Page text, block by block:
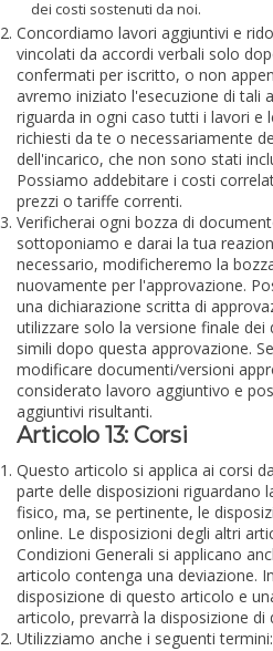
dei costi sostenuti da noi.
Concordiamo lavori aggiuntivi e
vincolati da accordi verbali solo
confermati per iscritto, o non
avremo iniziato l'esecuzione di tali
riguarda in ogni caso tutti i lavori e
richiesti da te o necessariamente
dell'incarico, che non sono stati
Possiamo addebitare i costi
prezzi o tariffe correnti.
Verificherai ogni bozza di
sottoponiamo e darai la tua
necessario, modificheremo la
nuovamente per l'approvazione.
una dichiarazione scritta di
utilizzare solo la versione finale
simili dopo questa approvazione.
modificare documenti/versioni
considerato lavoro aggiuntivo e
aggiuntivi risultanti.
Articolo 13: Corsi
Questo articolo si applica ai corsi
parte delle disposizioni riguardano
fisico, ma, se pertinente, le
online. Le disposizioni degli altri
Condizioni Generali si applicano
articolo contenga una deviazione.
disposizione di questo articolo e
articolo, prevarrà la disposizione di
Utilizziamo anche i seguenti termini: